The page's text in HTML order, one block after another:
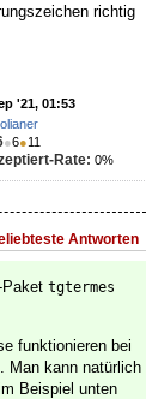
richtig
'21, 01:53
●6●11
Rate: 0%
Antworten
tgtermes
funktionieren bei
Man kann natürlich
Beispiel unten